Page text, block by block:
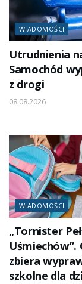
WIADOMOŚCI
Utrudnienia
Samochód
z drogi
08.08.2026
WIADOMOŚCI
„Tornister
Uśmiechów”.
zbiera
szkolne dla